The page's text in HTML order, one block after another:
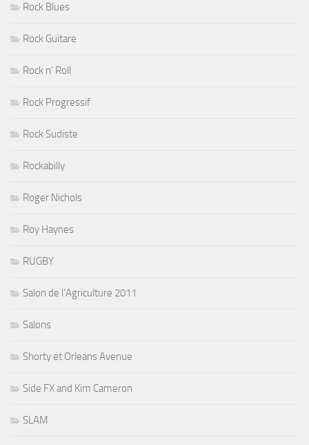
Rock Blues
Rock Guitare
Rock n' Roll
Rock Progressif
Rock Sudiste
Rockabilly
Roger Nichols
Roy Haynes
RUGBY
Salon de l'Agriculture 2011
Salons
Shorty et Orleans Avenue
Side FX and Kim Cameron
SLAM